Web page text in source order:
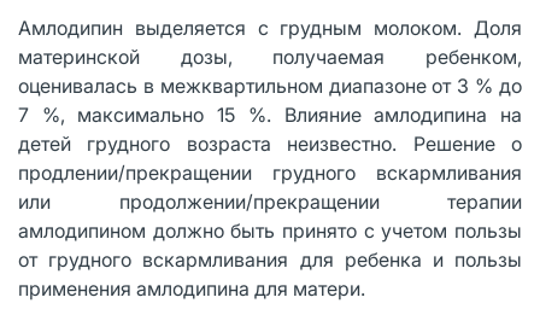
Амлодипин выделяется с грудным молоком. Доля
материнской дозы, получаемая ребенком,
оценивалась в межквартильном диапазоне от 3 % до
7 %, максимально 15 %. Влияние амлодипина на
детей грудного возраста неизвестно. Решение о
продлении/прекращении грудного вскармливания
или продолжении/прекращении терапии
амлодипином должно быть принято с учетом пользы
от грудного вскармливания для ребенка и пользы
применения амлодипина для матери.